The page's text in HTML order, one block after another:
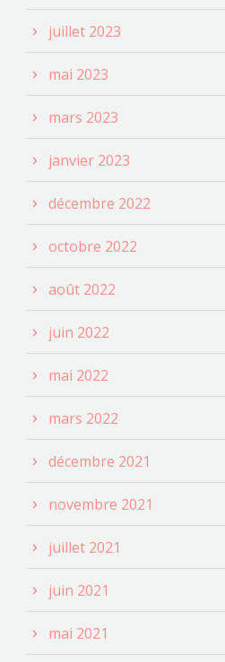
juillet 2023
mai 2023
mars 2023
janvier 2023
décembre 2022
octobre 2022
août 2022
juin 2022
mai 2022
mars 2022
décembre 2021
novembre 2021
juillet 2021
juin 2021
mai 2021